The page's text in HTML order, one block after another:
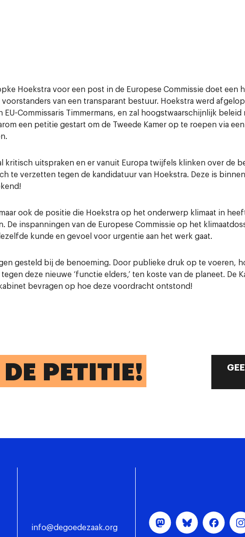
Hoekstra voor een post in de Europese Commissie doet een
van een transparant bestuur. Hoekstra werd
Commissaris Timmermans, en zal hoogstwaarschijnlijk beleid
een petitie gestart om de Tweede Kamer op te roepen via
kritisch uitspraken en er vanuit Europa twijfels klinken over de
te verzetten tegen de kandidatuur van Hoekstra. Deze is
ook de positie die Hoekstra op het onderwerp klimaat in
De inspanningen van de Europese Commissie op het
kunde en gevoel voor urgentie aan het werk gaat.
gesteld bij de benoeming. Door publieke druk op te voeren,
deze nieuwe ‘functie elders,’ ten koste van de planeet. De
bevragen op hoe deze voordracht ontstond!
PETITIE!
info@degoedezaak.org